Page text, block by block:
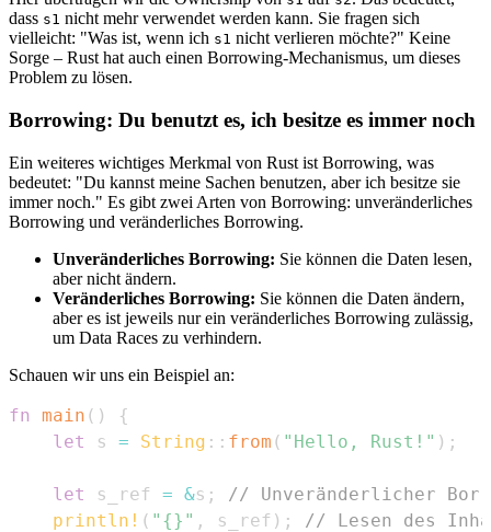
dass s1 nicht mehr verwendet werden kann. Sie fragen sich
vielleicht: "Was ist, wenn ich s1 nicht verlieren möchte?" Keine
Sorge – Rust hat auch einen Borrowing-Mechanismus, um dieses
Problem zu lösen.
Borrowing: Du benutzt es, ich besitze es immer noch
Ein weiteres wichtiges Merkmal von Rust ist Borrowing, was
bedeutet: "Du kannst meine Sachen benutzen, aber ich besitze sie
immer noch." Es gibt zwei Arten von Borrowing: unveränderliches
Borrowing und veränderliches Borrowing.
Unveränderliches Borrowing: Sie können die Daten lesen,
aber nicht ändern.
Veränderliches Borrowing: Sie können die Daten ändern,
aber es ist jeweils nur ein veränderliches Borrowing zulässig,
um Data Races zu verhindern.
Schauen wir uns ein Beispiel an:
fn main ( )
{
let
s = String :: from ( "Hello, Rust!" ) ;
let s_ref = &s ;
// Unveränderlicher
println! ( "{}" , s_ref ) ; // Lesen des